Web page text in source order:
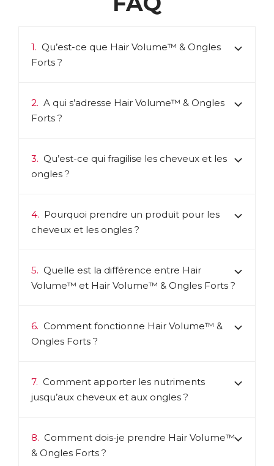
gustatives, pendant longtemps. Les Pommes Annurca sont
le secret de l'efficacité des comprimés Hair Volume.
mûrir doucement, jusqu'à être transformées en un extrait
concentré qui en préserve tous les bienfaits, et notamment
EAN : 3401548184240
1. Qu’est-ce que Hair Volume™ & Ongles
Forts ?
2. A qui s’adresse Hair Volume™ & Ongles
Forts ?
3. Qu’est-ce qui fragilise les cheveux et les
ongles ?
4. Pourquoi prendre un produit pour les
cheveux et les ongles ?
5. Quelle est la différence entre Hair
Volume™ et Hair Volume™ & Ongles Forts ?
6. Comment fonctionne Hair Volume™ &
Ongles Forts ?
7. Comment apporter les nutriments
jusqu’aux cheveux et aux ongles ?
8. Comment dois-je prendre Hair Volume™
& Ongles Forts ?